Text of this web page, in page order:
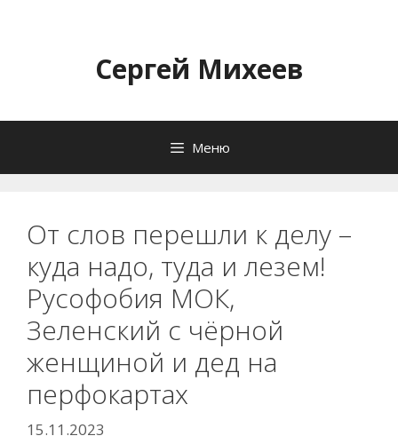
содержимомуСергей Михеев
Меню
От слов перешли к делу –
куда надо, туда и лезем!
Русофобия МОК,
Зеленский с чёрной
женщиной и дед на
перфокартах
15.11.2023